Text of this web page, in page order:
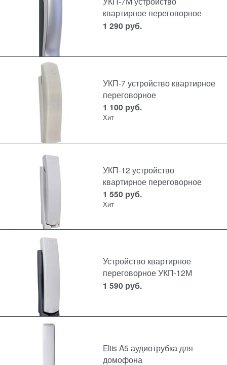
квартирное переговорное
1 290 руб.
УКП-7 устройство квартирное
переговорное
1 100 руб.
Хит
УКП-12 устройство
квартирное переговорное
1 550 руб.
Хит
Устройство квартирное
переговорное УКП-12М
1 590 руб.
Eltis A5 аудиотрубка для
домофона